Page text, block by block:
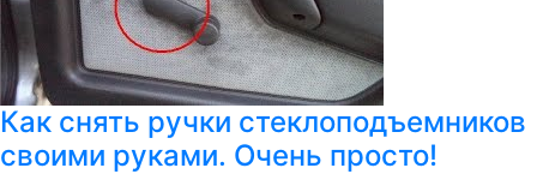
Как снять ручки стеклоподъемников
своими руками. Очень просто!